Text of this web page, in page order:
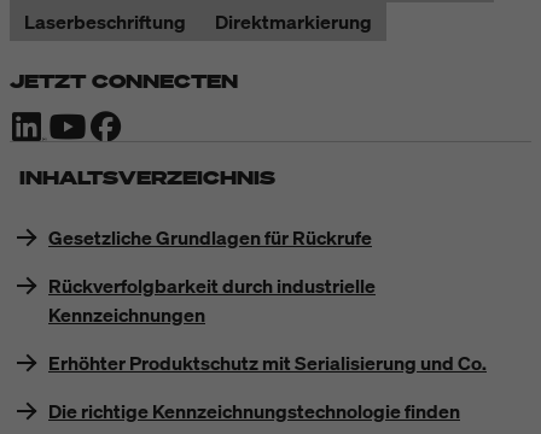
Laserbeschriftung
Direktmarkierung
JETZT CONNECTEN
INHALTSVERZEICHNIS
Gesetzliche Grundlagen für Rückrufe
Rückverfolgbarkeit durch industrielle
Kennzeichnungen
Erhöhter Produktschutz mit Serialisierung und Co.
Die richtige Kennzeichnungstechnologie finden